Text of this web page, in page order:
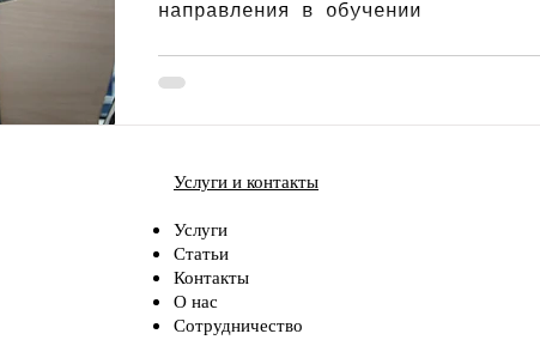
направления в обучении
Услуги и контакты
Услуги
Статьи
Контакты
О нас
Сотрудничество